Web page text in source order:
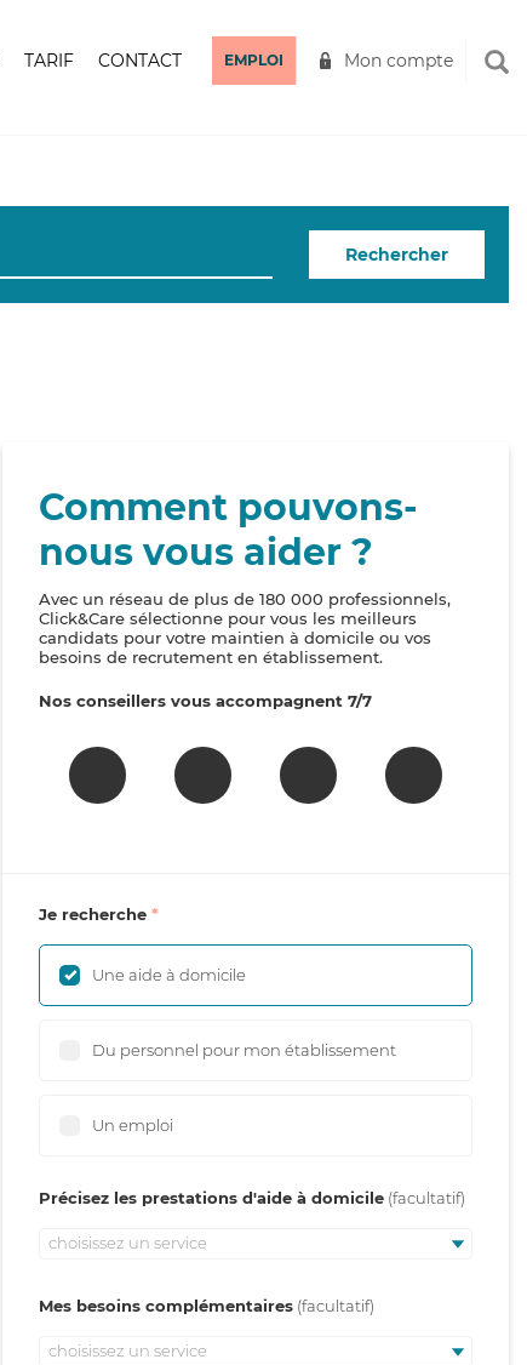
TARIF CONTACT EMPLOI Mon compte
Rechercher
Comment pouvons-
nous vous aider ?
Avec un réseau de plus de 180 000 professionnels,
Click&Care sélectionne pour vous les meilleurs
candidats pour votre maintien à domicile ou vos
besoins de recrutement en établissement.
Nos conseillers vous accompagnent 7/7
Je recherche
Une aide à domicile
Du personnel pour mon établissement
Un emploi
Précisez les prestations d'aide à domicile
choisissez un service
Mes besoins complémentaires
choisissez un service